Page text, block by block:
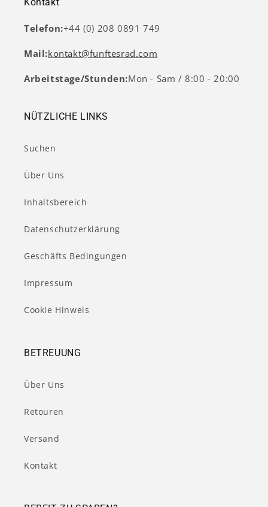
Telefon:+44 (0) 208 0891 749
Mail:kontakt@funftesrad.com
Arbeitstage/Stunden:Mon - Sam / 8:00 - 20:00
NÜTZLICHE LINKS
Suchen
Über Uns
Inhaltsbereich
Datenschutzerklärung
Geschäfts Bedingungen
Impressum
Cookie Hinweis
BETREUUNG
Über Uns
Retouren
Versand
Kontakt